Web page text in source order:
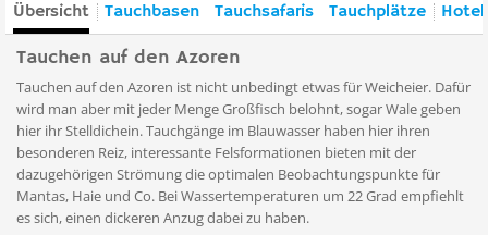
Übersicht Tauchbasen Tauchsafaris Tauchplätze
Tauchen auf den Azoren
Tauchen auf den Azoren ist nicht unbedingt etwas für Weicheier. Dafür
wird man aber mit jeder Menge Großfisch belohnt, sogar Wale geben
hier ihr Stelldichein. Tauchgänge im Blauwasser haben hier ihren
besonderen Reiz, interessante Felsformationen bieten mit der
dazugehörigen Strömung die optimalen Beobachtungspunkte für
Mantas, Haie und Co. Bei Wassertemperaturen um 22 Grad empfiehlt
es sich, einen dickeren Anzug dabei zu haben.